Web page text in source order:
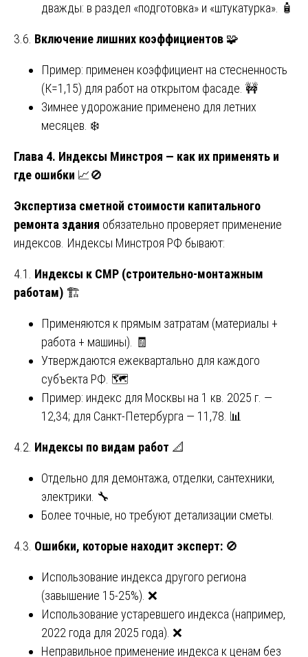
дважды: в раздел «подготовка» и «штукатурка». 🧴
3.6. Включение лишних коэффициентов 🧩
Пример: применен коэффициент на стесненность
(К=1,15) для работ на открытом фасаде. 🚧
Зимнее удорожание применено для летних
месяцев. ❄️
Глава 4. Индексы Минстроя — как их применять и
где ошибки 📈🚫
Экспертиза сметной стоимости капитального
ремонта здания обязательно проверяет применение
индексов. Индексы Минстроя РФ бывают:
4.1. Индексы к СМР (строительно-монтажным
работам) 🏗️
Применяются к прямым затратам (материалы +
работа + машины). 🧾
Утверждаются ежеквартально для каждого
субъекта РФ. 🗺️
Пример: индекс для Москвы на 1 кв. 2025 г. —
12,34; для Санкт-Петербурга — 11,78. 📊
4.2. Индексы по видам работ 📐
Отдельно для демонтажа, отделки, сантехники,
электрики. 🔧
Более точные, но требуют детализации сметы.
4.3. Ошибки, которые находит эксперт: 🚫
Использование индекса другого региона
(завышение 15-25%). ❌
Использование устаревшего индекса (например,
2022 года для 2025 года). ❌
Неправильное применение индекса к ценам без